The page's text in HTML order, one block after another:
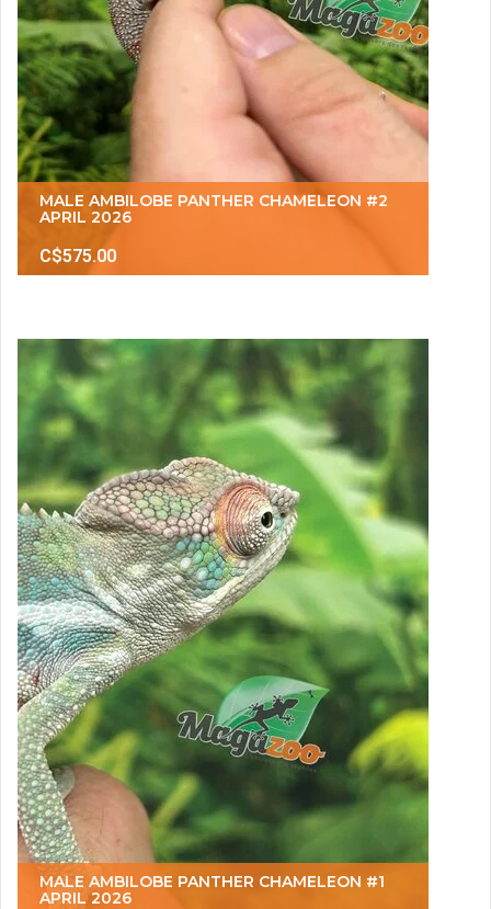
MALE AMBILOBE PANTHER CHAMELEON #2
APRIL 2026
C$575.00
MALE AMBILOBE PANTHER CHAMELEON #1
APRIL 2026